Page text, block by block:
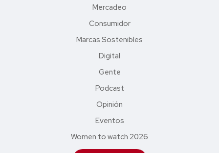
Mercadeo
Consumidor
Marcas Sostenibles
Digital
Gente
Podcast
Opinión
Eventos
Women to watch 2026